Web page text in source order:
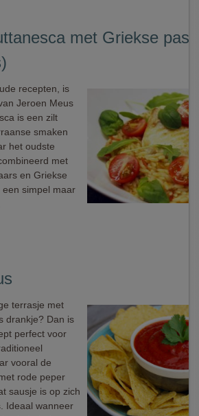
met Griekse
recepten, is
Jeroen Meus
is een zilt
smaken
het oudste
met
en Griekse
simpel maar
terrasje met
drankje? Dan is
perfect voor
vooral de
rode peper
sausje is op zich
Ideaal wanneer